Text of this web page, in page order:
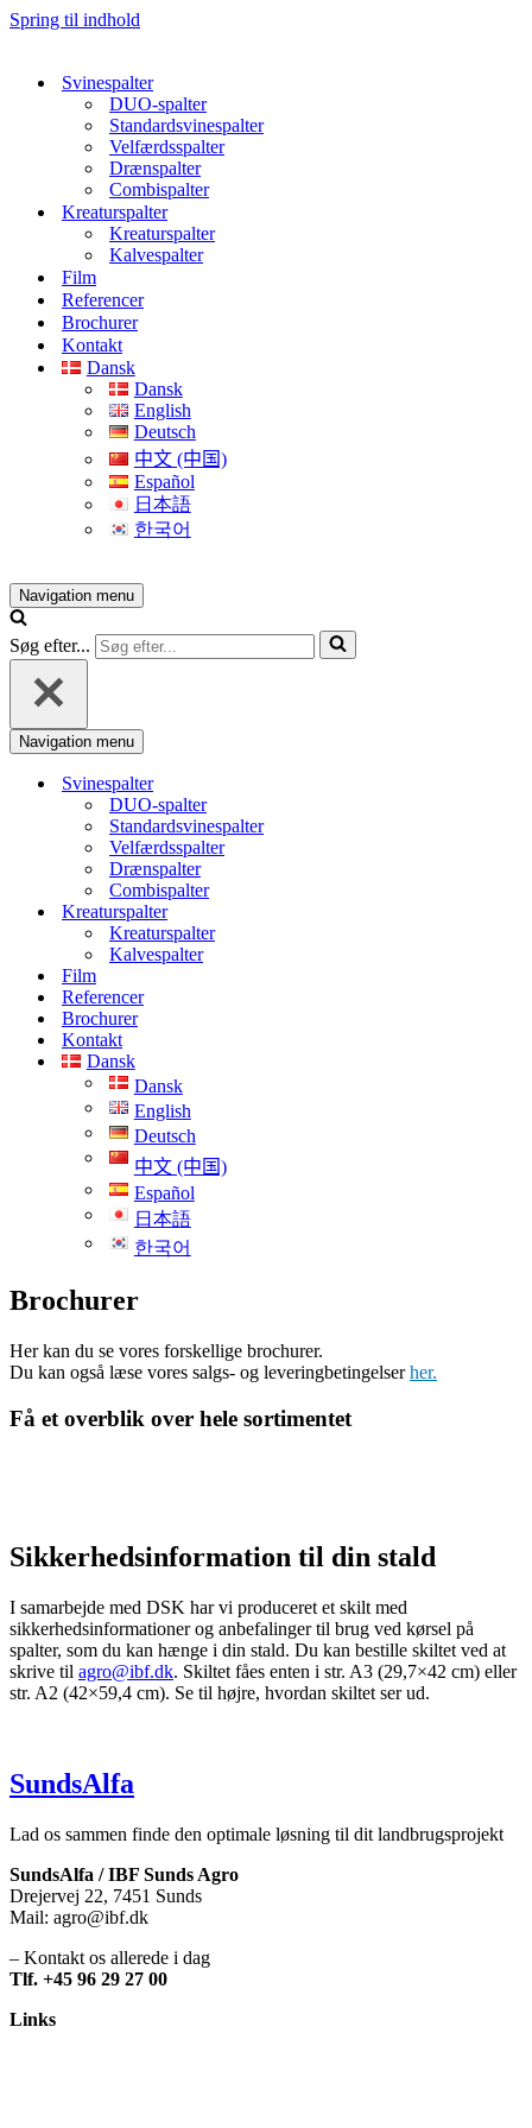
Spring til indhold
Svinespalter
DUO-spalter
Standardsvinespalter
Velfærdsspalter
Drænspalter
Combispalter
Kreaturspalter
Kreaturspalter
Kalvespalter
Film
Referencer
Brochurer
Kontakt
Dansk
Dansk
English
Deutsch
中文 (中国)
Español
日本語
한국어
Navigation menu
Søg efter...
Navigation menu
Svinespalter
DUO-spalter
Standardsvinespalter
Velfærdsspalter
Drænspalter
Combispalter
Kreaturspalter
Kreaturspalter
Kalvespalter
Film
Referencer
Brochurer
Kontakt
Dansk
Dansk
English
Deutsch
中文 (中国)
Español
日本語
한국어
Brochurer
Her kan du se vores forskellige brochurer.
Du kan også læse vores salgs- og leveringbetingelserher.
Få et overblik over hele sortimentet
Sikkerhedsinformation til din stald
I samarbejde med DSK har vi produceret et skilt med
sikkerhedsinformationer og anbefalinger til brug ved kørsel på
spalter, som du kan hænge i din stald. Du kan bestille skiltet ved at
skrive til agro@ibf.dk. Skiltet fåes enten i str. A3 (29,7×42 cm) eller
str. A2 (42×59,4 cm). Se til højre, hvordan skiltet ser ud.
SundsAlfa
Lad os sammen finde den optimale løsning til dit landbrugsprojekt
SundsAlfa / IBF Sunds Agro
Drejervej 22, 7451 Sunds
Mail: agro@ibf.dk
– Kontakt os allerede i dag
Tlf. +45 96 29 27 00
Links